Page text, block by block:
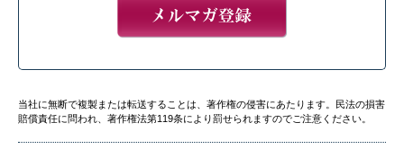
当社に無断で複製または転送することは、著作権の侵害にあたります。民法の損害
賠償責任に問われ、著作権法第119条により罰せられますのでご注意ください。